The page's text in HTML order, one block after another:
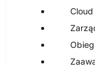
Cloud
Obieg